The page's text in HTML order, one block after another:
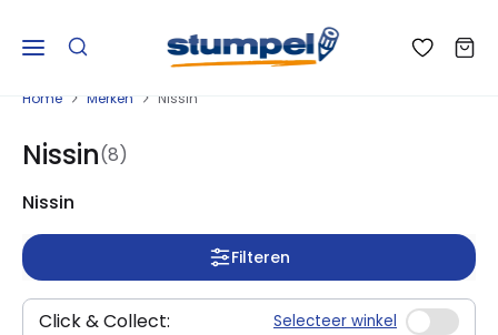
Home Merken Nissin
Nissin(8)
Nissin
Filteren
Click & Collect: Selecteer winkel